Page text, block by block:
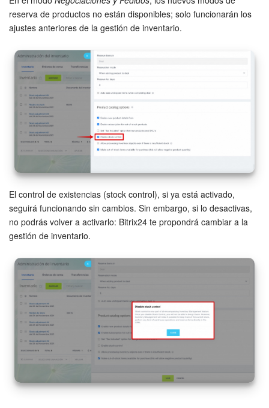
reserva de productos no están disponibles; solo funcionarán los
ajustes anteriores de la gestión de inventario.
El control de existencias (stock control), si ya está activado,
seguirá funcionando sin cambios. Sin embargo, si lo desactivas,
no podrás volver a activarlo: Bitrix24 te propondrá cambiar a la
gestión de inventario.